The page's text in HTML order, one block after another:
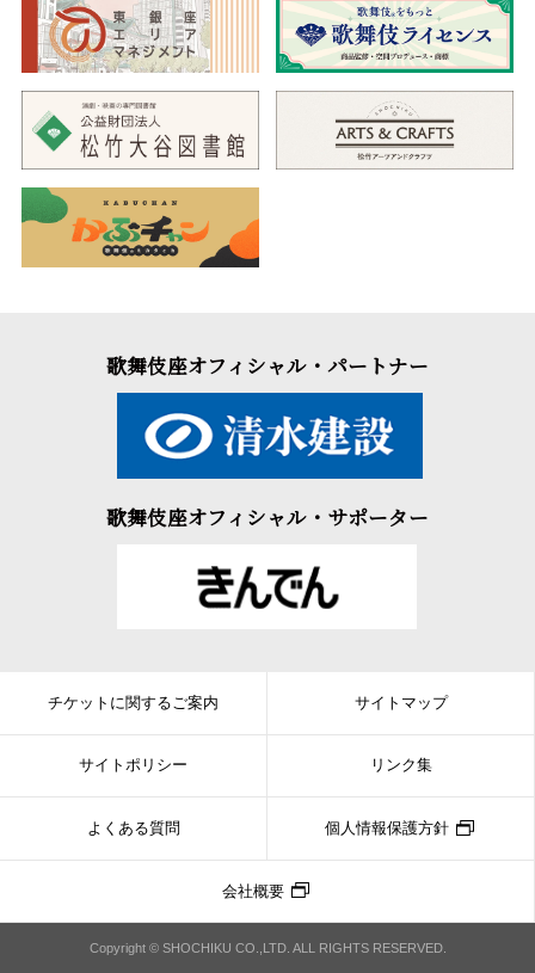
歌舞伎座オフィシャル・パートナー
歌舞伎座オフィシャル・サポーター
チケットに関するご案内 サイトマップ
サイトポリシー リンク集
よくある質問 個人情報保護方針
会社概要
Copyright © SHOCHIKU CO.,LTD. ALL RIGHTS RESERVED.